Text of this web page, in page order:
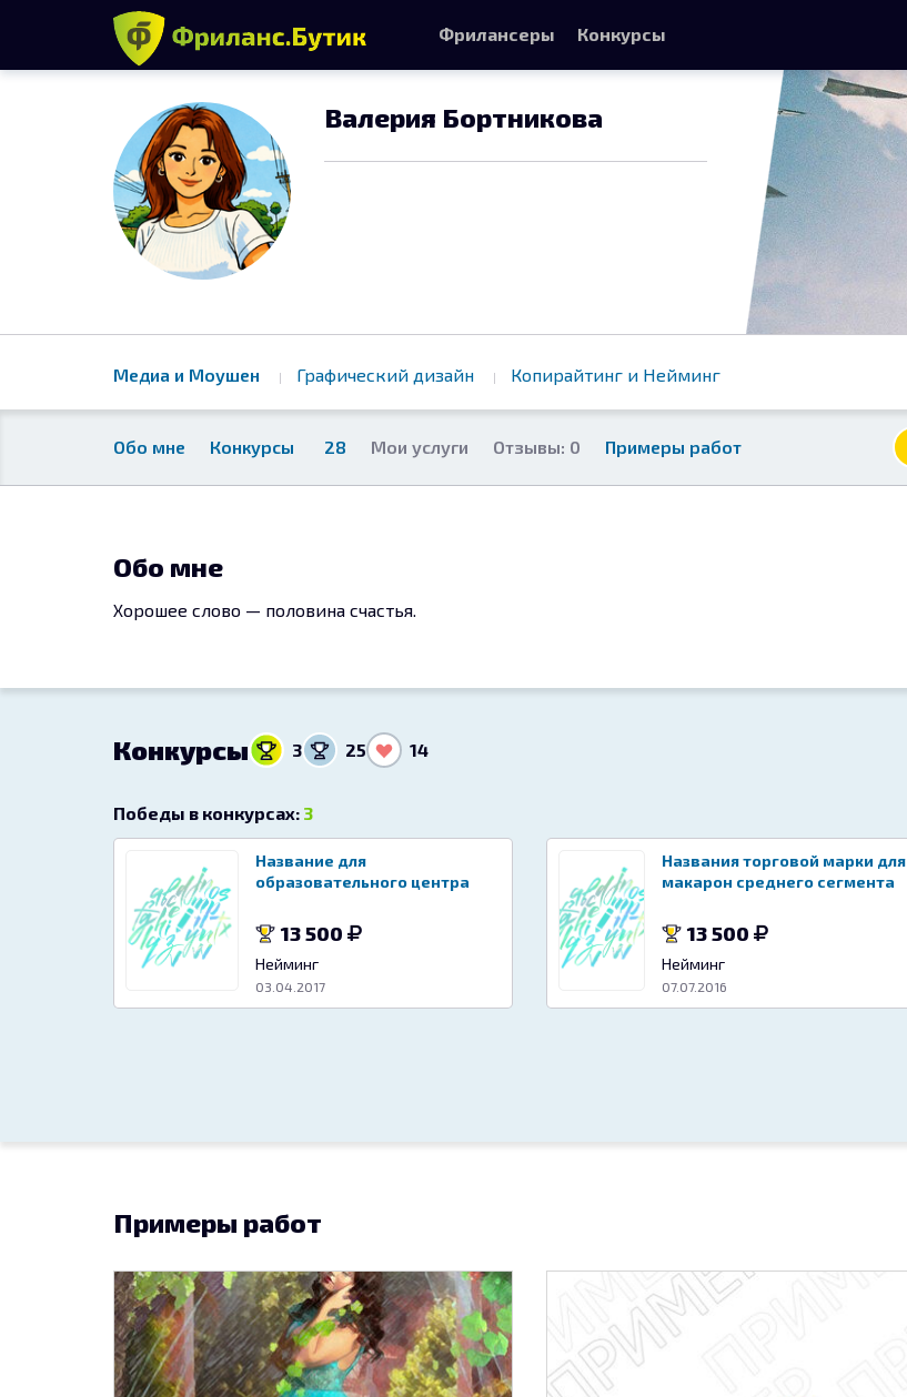
Валерия Бортникова
Медиа и Моушен Графический дизайн Копирайтинг и Нейминг
Обо мне Конкурсы 28 Мои услуги Отзывы: 0 Примеры работ
Обо мне
Хорошее слово — половина счастья.
Конкурсы 3 25 14
Победы в конкурсах: 3
Название для
образовательного центра
13 500
Нейминг
03.04.2017
Названия торговой марки для
макарон среднего сегмента
13 500
Нейминг
07.07.2016
Примеры работ
Фрилансеры Конкурсы